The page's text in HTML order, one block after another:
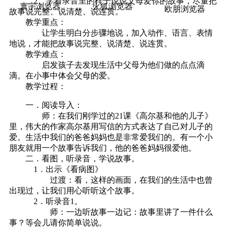
寰宇浏览器 火狐浏览器 欧朋浏览器
故事说完整、说清楚、说连贯。
教学重点：
让学生明白分步骤地说，加入动作、语言、表情
地说，才能把故事说完整、说清楚、说连贯。
教学难点：
启发孩子去发现生活中父母为他们做的点点滴
滴。在小事中体会父母的爱。
教学过程：
一．阅读导入：
师：在我们刚学过的21课《高尔基和他的儿子》
里，伟大的作家高尔基用写信的方式表达了自己对儿子的
爱。生活中我们的爸爸妈妈也是非常爱我们的。有一个小
朋友就用一个故事告诉我们，他的爸爸妈妈很爱他。
二．看图，听录音，学说故事。
1．出示《看病图》
过渡：看，这样的画面，在我们的生活中也曾
出现过，让我们用心听听这个故事。
2．听录音1。
师：一边听故事一边记：故事里讲了一件什么
事？等会儿请你简单说说。